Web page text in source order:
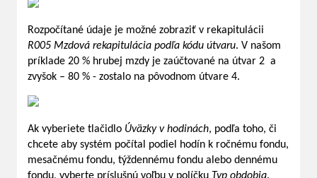
Rozpočítané údaje je možné zobraziť v rekapitulácii
R005 Mzdová rekapitulácia podľa kódu útvaru. V našom
príklade 20 % hrubej mzdy je zaúčtované na útvar 2 a
zvyšok – 80 % - zostalo na pôvodnom útvare 4.
Ak vyberiete tlačidlo Úväzky v hodinách, podľa toho, či
chcete aby systém počítal podiel hodín k ročnému fondu,
mesačnému fondu, týždennému fondu alebo dennému
fondu, vyberte príslušnú voľbu v políčku Typ obdobia.